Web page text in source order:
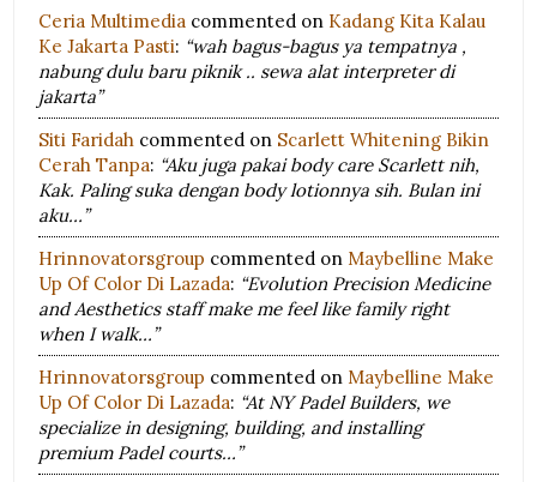
Ceria Multimedia commented on Kadang Kita Kalau
Ke Jakarta Pasti: “wah bagus-bagus ya tempatnya ,
nabung dulu baru piknik .. sewa alat interpreter di
jakarta”
Siti Faridah commented on Scarlett Whitening Bikin
Cerah Tanpa: “Aku juga pakai body care Scarlett nih,
Kak. Paling suka dengan body lotionnya sih. Bulan ini
aku…”
Hrinnovatorsgroup commented on Maybelline Make
Up Of Color Di Lazada: “Evolution Precision Medicine
and Aesthetics staff make me feel like family right
when I walk…”
Hrinnovatorsgroup commented on Maybelline Make
Up Of Color Di Lazada: “At NY Padel Builders, we
specialize in designing, building, and installing
premium Padel courts…”